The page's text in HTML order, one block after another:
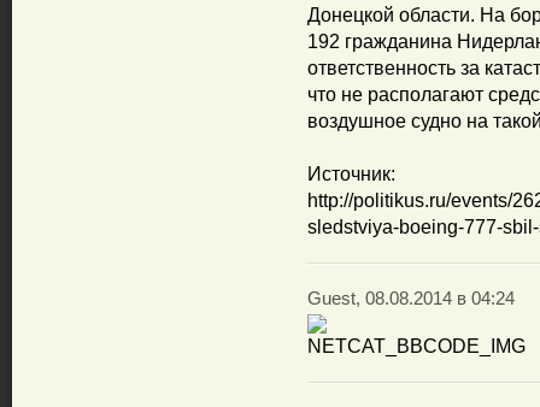
Донецкой области. На
192 гражданина
ответственность за
что не располагают
воздушное судно на
Источник:
http://politikus.ru/events/
sledstviya-boeing-777-
Guest, 08.08.2014 в 04:24